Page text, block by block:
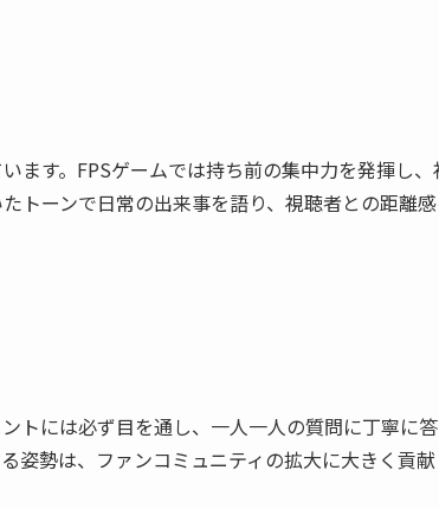
ます。FPSゲームでは持ち前の集中力を発揮し、
トーンで日常の出来事を語り、視聴者との距離
トには必ず目を通し、一人一人の質問に丁寧に
姿勢は、ファンコミュニティの拡大に大きく貢